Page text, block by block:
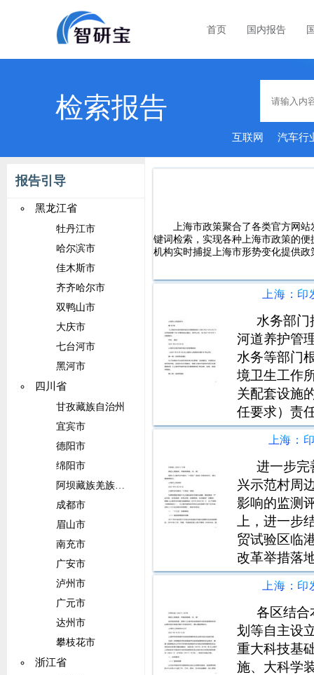
首页 国内报告
检索报告
互联网 汽车行
报告引导
黑龙江省
牡丹江市
哈尔滨市
佳木斯市
齐齐哈尔市
双鸭山市
大庆市
七台河市
黑河市
四川省
甘孜藏族自治州
宜宾市
德阳市
绵阳市
阿坝藏族羌族自治州
成都市
眉山市
南充市
广安市
泸州市
广元市
达州市
攀枝花市
浙江省
上海市政策聚合了各类官方网
键词检索，实现各种上海市政策的
机构实时捕捉上海市形势变化提供政
水务部门
河道养护管
水务等部门
境卫生工作
关配套设施
任要求）责
责任区责任
其具体范围
单位按照前
上海：
进一步完
兴示范村周
影响的监测
上，进一步
贸试验区临
改革举措落
中居住工作
估，引导农
振兴示范村
各区结合
划等自主设
重大科技基
施、大科学